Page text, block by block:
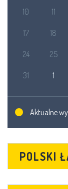
10 11
17 18
24 25
31 1
Aktualne
POLSKI